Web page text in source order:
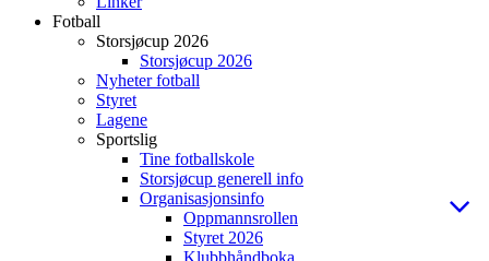
Fotball
Storsjøcup 2026
Storsjøcup 2026
Nyheter fotball
Styret
Lagene
Sportslig
Tine fotballskole
Storsjøcup generell info
Organisasjonsinfo
Oppmannsrollen
Styret 2026
Klubbhåndboka